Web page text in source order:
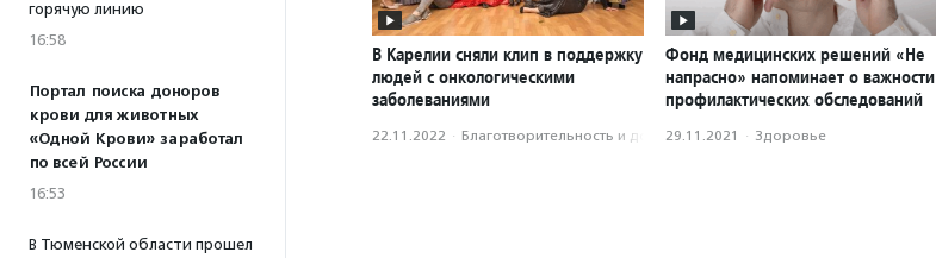
горячую линию
16:58
Портал поиска доноров
крови для животных
«Одной Крови» заработал
по всей России
16:53
В Тюменской области прошел
В Карелии сняли клип в поддержку
людей с онкологическими
заболеваниями
22.11.2022 · Благотвори­тель­ность и доброволь­чест­во
Фонд медицинских решений «Не
напрасно» напоминает о важности
профилактических обследований
29.11.2021 · Здоровье